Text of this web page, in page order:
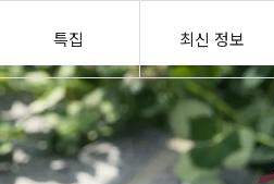
특집 최신 정보